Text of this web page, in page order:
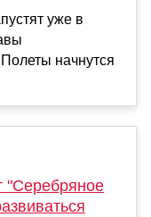
уже в
начнутся
"Серебряное